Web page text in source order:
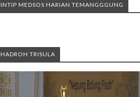
INTIP MEDSOS HARIAN TEMANGGGUNG
HADROH TRISULA